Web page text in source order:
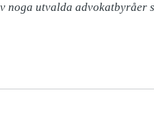
noga utvalda advokatbyråer